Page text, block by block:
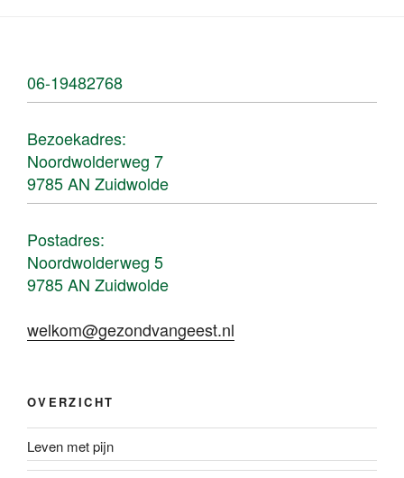
06-19482768
Bezoekadres:
Noordwolderweg 7
9785 AN Zuidwolde
Postadres:
Noordwolderweg 5
9785 AN Zuidwolde
welkom@gezondvangeest.nl
OVERZICHT
Leven met pijn